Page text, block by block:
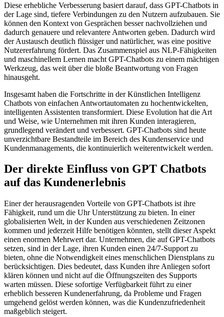
Diese erhebliche Verbesserung basiert darauf, dass GPT-Chatbots in
der Lage sind, tiefere Verbindungen zu den Nutzern aufzubauen. Sie
können den Kontext von Gesprächen besser nachvollziehen und
dadurch genauere und relevantere Antworten geben. Dadurch wird
der Austausch deutlich flüssiger und natürlicher, was eine positive
Nutzererfahrung fördert. Das Zusammenspiel aus NLP-Fähigkeiten
und maschinellem Lernen macht GPT-Chatbots zu einem mächtigen
Werkzeug, das weit über die bloße Beantwortung von Fragen
hinausgeht.
Insgesamt haben die Fortschritte in der Künstlichen Intelligenz
Chatbots von einfachen Antwortautomaten zu hochentwickelten,
intelligenten Assistenten transformiert. Diese Evolution hat die Art
und Weise, wie Unternehmen mit ihren Kunden interagieren,
grundlegend verändert und verbessert. GPT-Chatbots sind heute
unverzichtbare Bestandteile im Bereich des Kundenservice und
Kundenmanagements, die kontinuierlich weiterentwickelt werden.
Der direkte Einfluss von GPT Chatbots
auf das Kundenerlebnis
Einer der herausragenden Vorteile von GPT-Chatbots ist ihre
Fähigkeit, rund um die Uhr Unterstützung zu bieten. In einer
globalisierten Welt, in der Kunden aus verschiedenen Zeitzonen
kommen und jederzeit Hilfe benötigen könnten, stellt dieser Aspekt
einen enormen Mehrwert dar. Unternehmen, die auf GPT-Chatbots
setzen, sind in der Lage, ihren Kunden einen 24/7-Support zu
bieten, ohne die Notwendigkeit eines menschlichen Dienstplans zu
berücksichtigen. Dies bedeutet, dass Kunden ihre Anliegen sofort
klären können und nicht auf die Öffnungszeiten des Supports
warten müssen. Diese sofortige Verfügbarkeit führt zu einer
erheblich besseren Kundenerfahrung, da Probleme und Fragen
umgehend gelöst werden können, was die Kundenzufriedenheit
maßgeblich steigert.